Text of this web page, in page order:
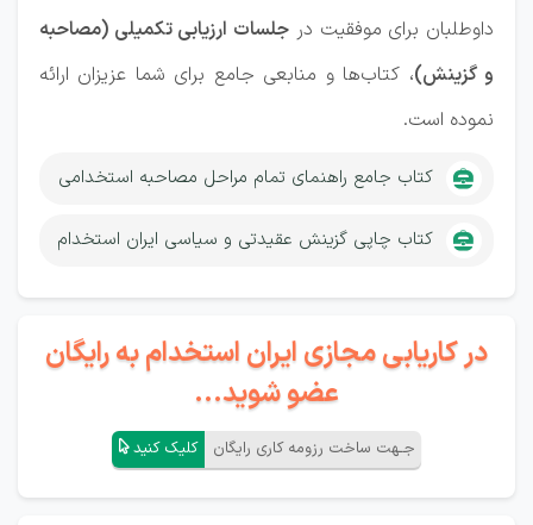
داوطلبان برای موفقیت در جلسات ارزیابی تکمیلی (مصاحبه
و گزینش)، کتاب‌ها و منابعی جامع برای شما عزیزان ارائه
نموده است.
کتاب جامع راهنمای تمام مراحل مصاحبه استخدامی
کتاب چاپی گزینش عقیدتی و سیاسی ایران استخدام
در کاریابی مجازی ایران استخدام به رایگان
عضو شوید...
جـهت ساخت رزومه کاری رایگان کلیک کنید